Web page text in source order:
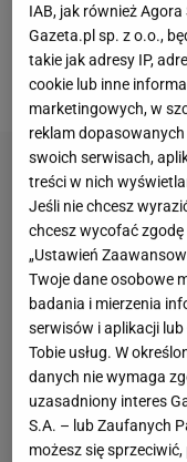
Futbolu". Czy
Probierza? Czy od
zacząć?
IAB, jak również
Gazeta.pl sp. z o.o.,
takie jak adresy IP,
cookie lub inne
marketingowych, w
reklam
swoich serwisach,
treści w nich
Jeśli nie chcesz
chcesz wycofać
„Ustawień
Twoje dane osobowe
badania i mierzenia
serwisów i aplikacji
Tobie usług. W
danych nie wymaga
uzasadniony interes
S.A. – lub Zaufanych
możesz się